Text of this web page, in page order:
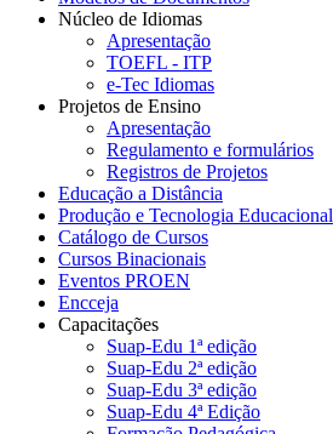
Núcleo de Idiomas
Apresentação
TOEFL - ITP
e-Tec Idiomas
Projetos de Ensino
Apresentação
Regulamento e formulários
Registros de Projetos
Educação a Distância
Produção e Tecnologia Educacional
Catálogo de Cursos
Cursos Binacionais
Eventos PROEN
Encceja
Capacitações
Suap-Edu 1ª edição
Suap-Edu 2ª edição
Suap-Edu 3ª edição
Suap-Edu 4ª Edição